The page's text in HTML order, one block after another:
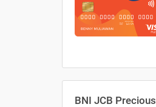
BNI JCB Precious